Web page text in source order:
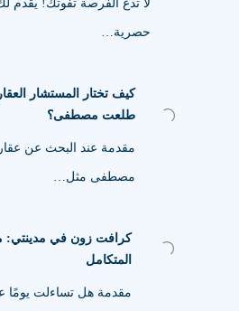
لا تدع الفرصة تفوتك! يقدم
حصرية…
كيف تختار المستشار
طلعت مصطفى؟
مقدمة عند البحث عن
مصطفى مثل…
كرافت زون في مدينتي:
المتكامل
مقدمة هل تساءلت يومًا